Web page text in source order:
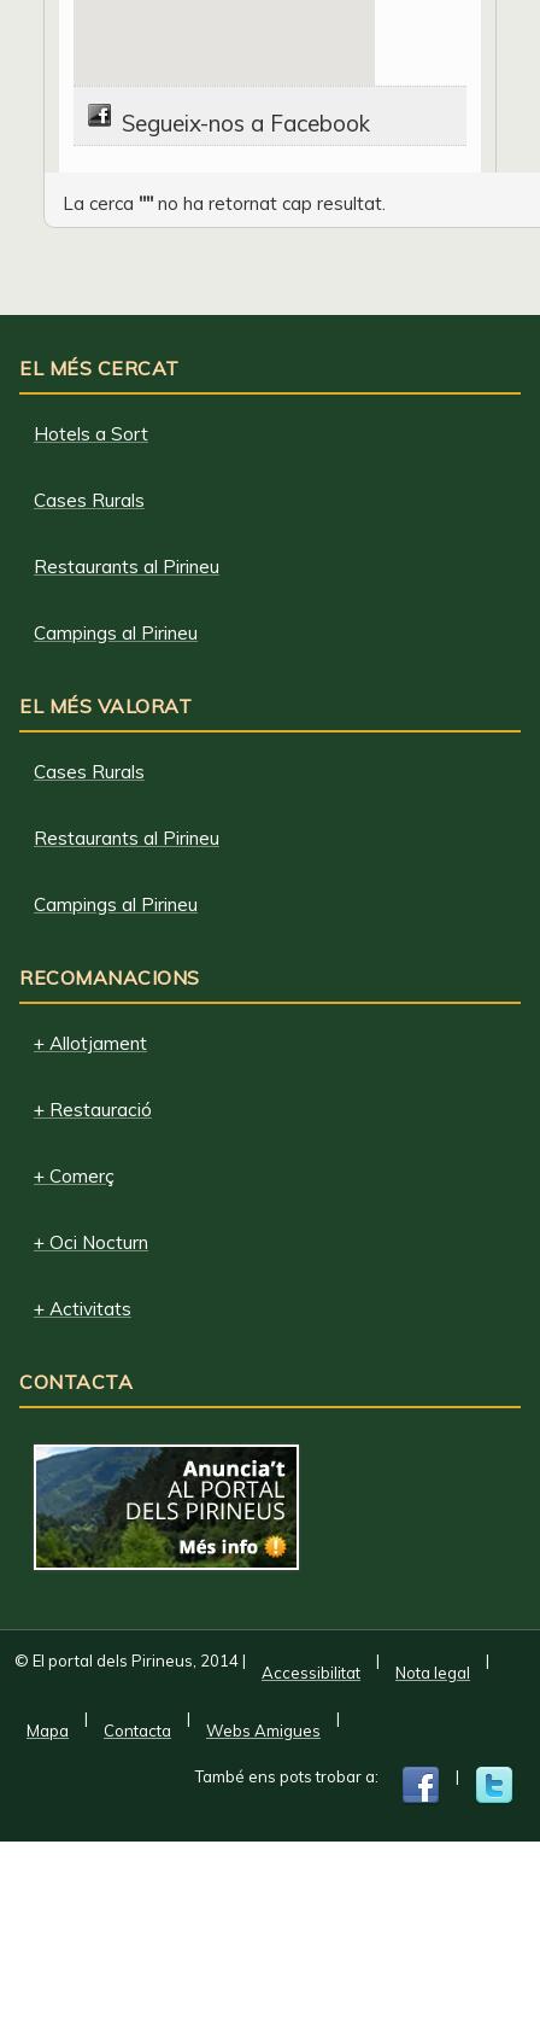
Segueix-nos a Facebook
La cerca "" no ha retornat cap resultat.
EL MÉS CERCAT
Hotels a Sort
Cases Rurals
Restaurants al Pirineu
Campings al Pirineu
EL MÉS VALORAT
Cases Rurals
Restaurants al Pirineu
Campings al Pirineu
RECOMANACIONS
+ Allotjament
+ Restauració
+ Comerç
+ Oci Nocturn
+ Activitats
CONTACTA
© El portal dels Pirineus, 2014|
Accessibilitat
|
Nota legal
|
Mapa
|
Contacta
|
Webs Amigues
|
També ens pots trobar a: |